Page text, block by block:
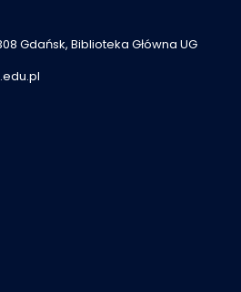
Gdańsk, Biblioteka Główna UG